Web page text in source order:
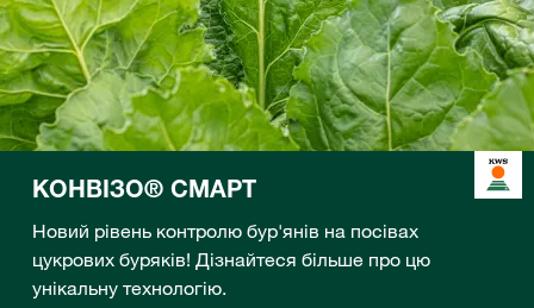
КОНВІЗО® СМАРТ
Новий рівень контролю бур'янів на посівах
цукрових буряків! Дізнайтеся більше про цю
унікальну технологію.